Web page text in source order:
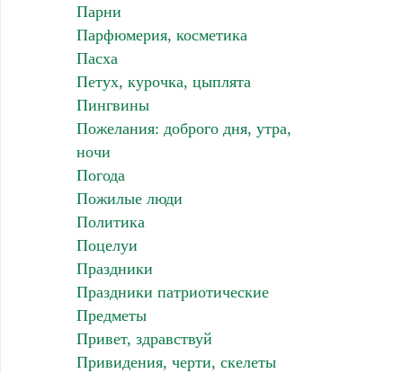
Парни
Парфюмерия, косметика
Пасха
Петух, курочка, цыплята
Пингвины
Пожелания: доброго дня, утра,
ночи
Погода
Пожилые люди
Политика
Поцелуи
Праздники
Праздники патриотические
Предметы
Привет, здравствуй
Привидения, черти, скелеты